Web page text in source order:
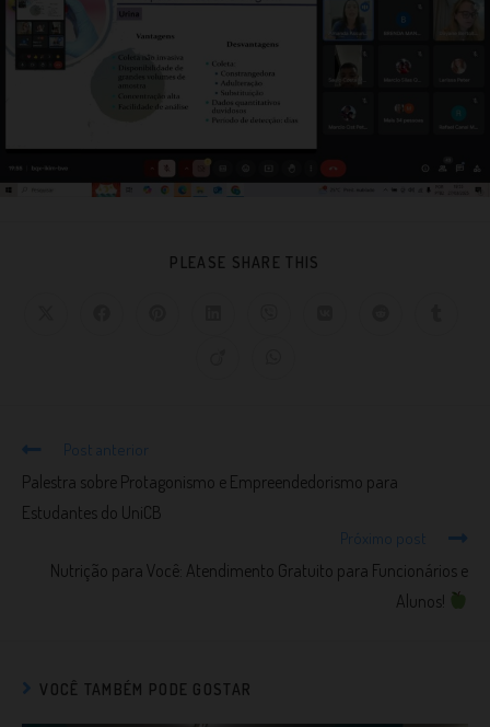
PLEASE SHARE THIS
Post anterior
Palestra sobre Protagonismo e Empreendedorismo para
Estudantes do UniCB
Próximo post
Nutrição para Você: Atendimento Gratuito para Funcionários e
Alunos!
VOCÊ TAMBÉM PODE GOSTAR